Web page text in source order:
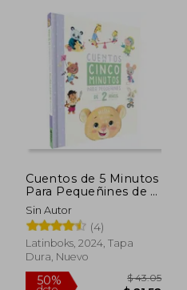
Cuentos de 5 Minutos
Para Pequeñines de 2
Años
Sin Autor
(4)
Latinboks, 2024, Tapa
Dura, Nuevo